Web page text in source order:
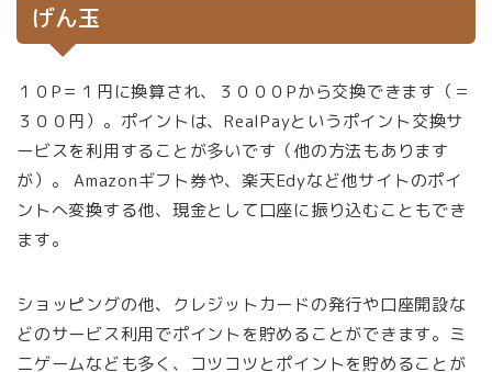
げん玉
１０P＝１円に換算され、３０００Pから交換できます（＝
３００円）。ポイントは、RealPayというポイント交換サ
ービスを利用することが多いです（他の方法もあります
が）。 Amazonギフト券や、楽天Edyなど他サイトのポイ
ントへ変換する他、現金として口座に振り込むこともでき
ます。
ショッピングの他、クレジットカードの発行や口座開設な
どのサービス利用でポイントを貯めることができます。ミ
ニゲームなども多く、コツコツとポイントを貯めることが